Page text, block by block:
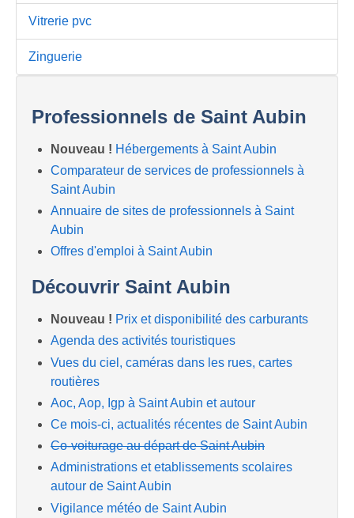
Vitrerie pvc
Zinguerie
Professionnels de Saint Aubin
Nouveau ! Hébergements à Saint Aubin
Comparateur de services de professionnels à
Saint Aubin
Annuaire de sites de professionnels à Saint
Aubin
Offres d'emploi à Saint Aubin
Découvrir Saint Aubin
Nouveau ! Prix et disponibilité des carburants
Agenda des activités touristiques
Vues du ciel, caméras dans les rues, cartes
routières
Aoc, Aop, Igp à Saint Aubin et autour
Ce mois-ci, actualités récentes de Saint Aubin
Co-voiturage au départ de Saint Aubin
Administrations et etablissements scolaires
autour de Saint Aubin
Vigilance météo de Saint Aubin